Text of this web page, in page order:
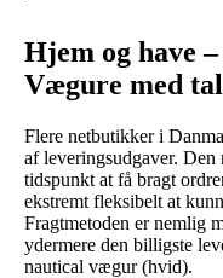
Hjem og have
Vægure med
Flere netbutikker i
af leveringsudgaver.
tidspunkt at få bragt
ekstremt fleksibelt at
Fragtmetoden er nemlig
ydermere den billigste
nautical vægur (hvid).